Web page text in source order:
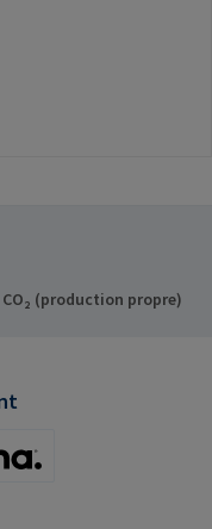
(production propre)